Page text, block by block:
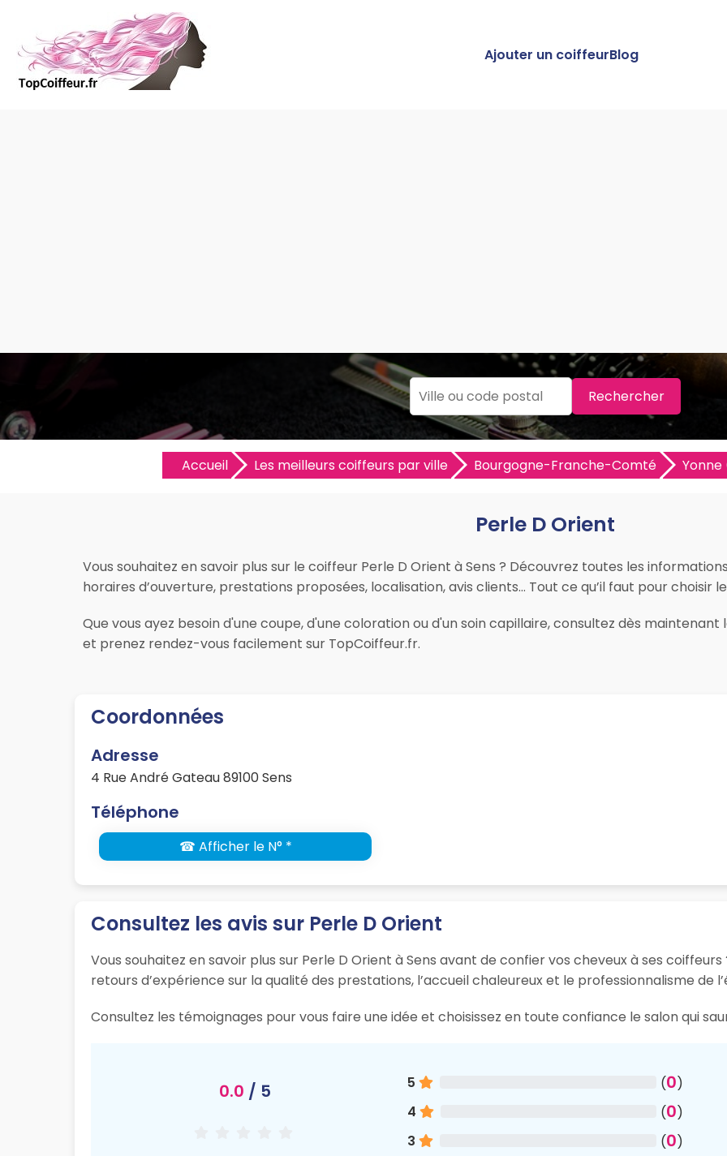
Ajouter un coiffeurBlog
Rechercher
Accueil Les meilleurs coiffeurs par ville Bourgogne-Franche-Comté
Perle D Orient
Vous souhaitez en savoir plus sur le coiffeur Perle D Orient à Sens ? Découvrez toutes les
horaires d’ouverture, prestations proposées, localisation, avis clients… Tout ce qu’il faut pour choisir
Que vous ayez besoin d'une coupe, d'une coloration ou d'un soin capillaire, consultez dès
et prenez rendez-vous facilement sur TopCoiffeur.fr.
Coordonnées
Adresse
4 Rue André Gateau 89100 Sens
Téléphone
☎ Afficher le N° *
Consultez les avis sur Perle D Orient
Vous souhaitez en savoir plus sur Perle D Orient à Sens avant de confier vos cheveux à ses
retours d’expérience sur la qualité des prestations, l’accueil chaleureux et le professionnalisme de
Consultez les témoignages pour vous faire une idée et choisissez en toute confiance le salon qui
0.0 / 5 5 (0)
4
(0)
3
(0)